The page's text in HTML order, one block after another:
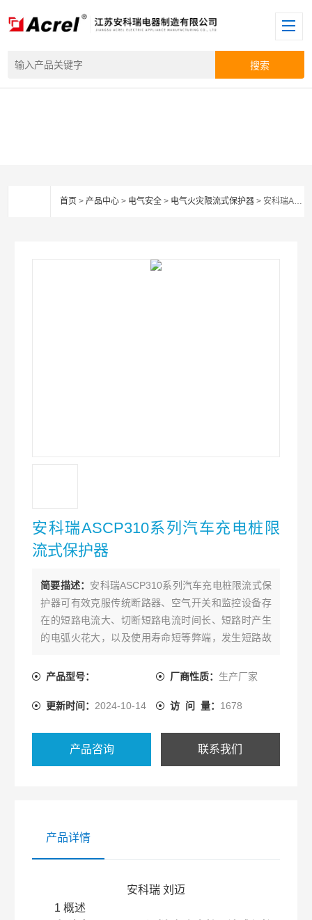
首页 >产品中心 > 电气安全 > 电气火灾限流式保护器 > 安科瑞ASCP310系列汽车充电桩限流式保护器
安科瑞ASCP310系列汽车充电桩限
流式保护器
简要描述： 安科瑞ASCP310系列汽车充电桩限流式保
护器可有效克服传统断路器、空气开关和监控设备存
在的短路电流大、切断短路电流时间长、短路时产生
的电弧火花大，以及使用寿命短等弊端，发生短路故
保护，从而能显著减少电气火灾事故，保障使用场所
产品型号： 厂商性质： 生产厂家
更新时间： 2024-10-14 访 问 量： 1678
产品咨询 联系我们
产品详情
安科瑞 刘迈
1 概述